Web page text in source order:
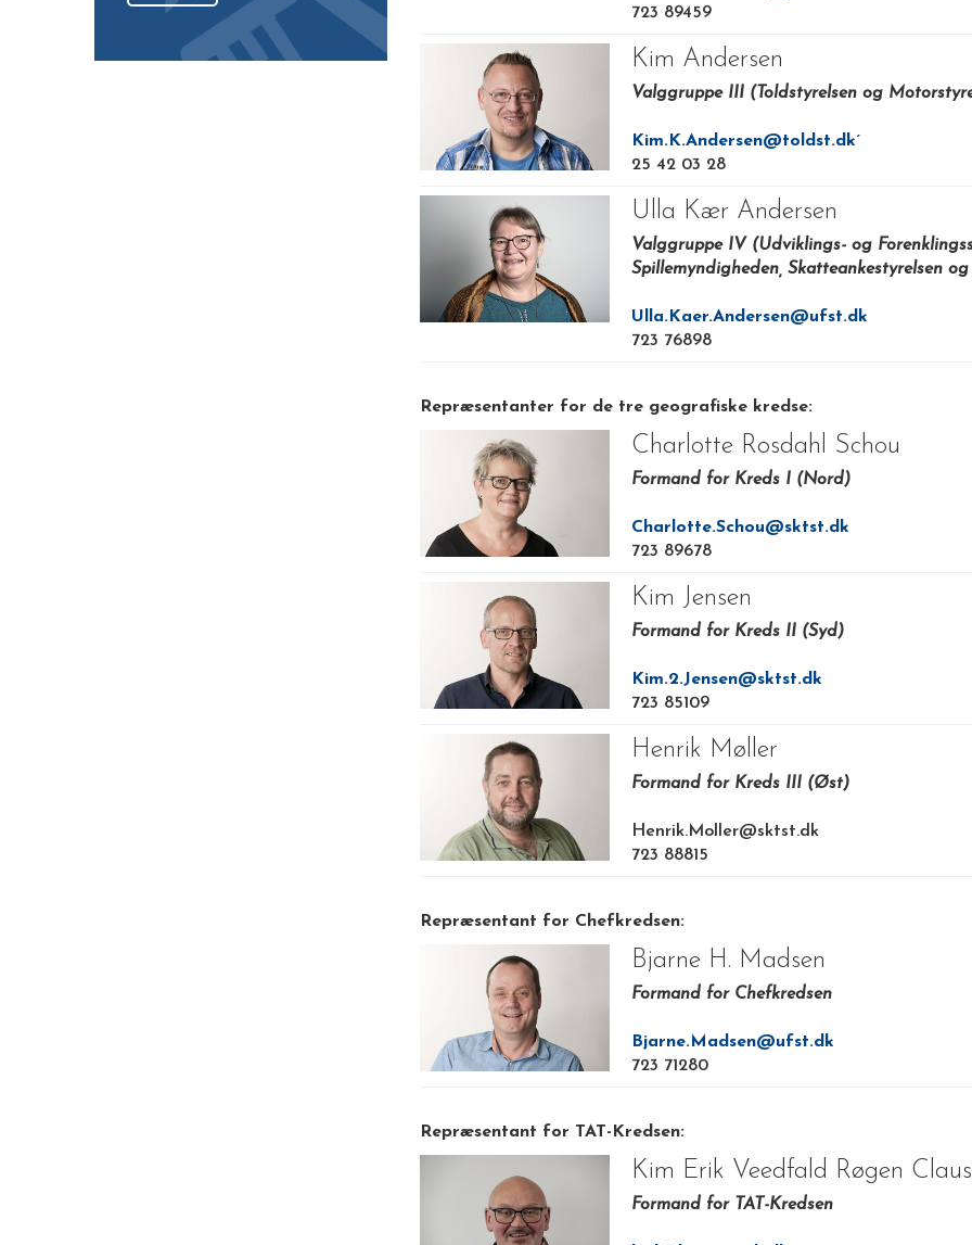
723 89459
Kim Andersen
Valggruppe III (Toldstyrelsen og
Kim.K.Andersen@toldst.dk´
25 42 03 28
Ulla Kær Andersen
Valggruppe IV (Udviklings- og
Spillemyndigheden, Skatteankestyrelsen
Ulla.Kaer.Andersen@ufst.dk
723 76898
Repræsentanter for de tre geografiske kredse:
Charlotte Rosdahl Schou
Formand for Kreds I (Nord)
Charlotte.Schou@sktst.dk
723 89678
Kim Jensen
Formand for Kreds II (Syd)
Kim.2.Jensen@sktst.dk
723 85109
Henrik Møller
Formand for Kreds III (Øst)
Henrik.Moller@sktst.dk
723 88815
Repræsentant for Chefkredsen:
Bjarne H. Madsen
Formand for Chefkredsen
Bjarne.Madsen@ufst.dk
723 71280
Repræsentant for TAT-Kredsen:
Kim Erik Veedfald Røgen
Formand for TAT-Kredsen